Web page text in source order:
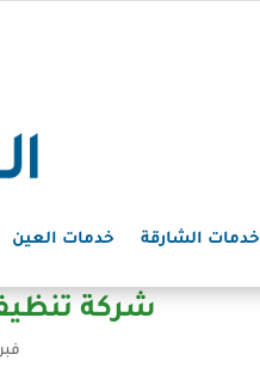
خدمات الشارقة خدمات العين
شركة تنظيف في